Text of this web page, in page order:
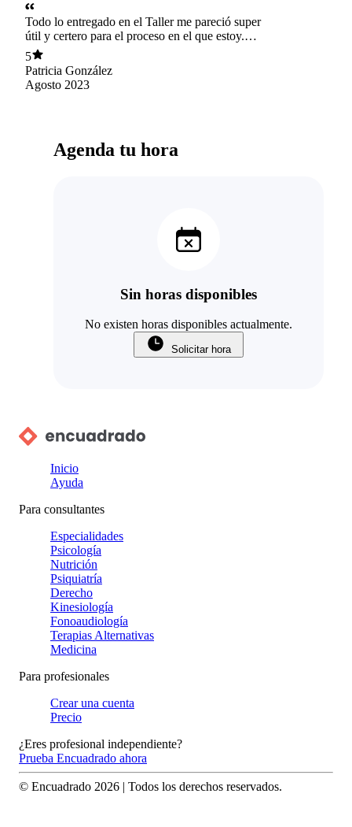
Todo lo entregado en el Taller me pareció super
útil y certero para el proceso en el que estoy.
Muchas gracias por todo!
5
Patricia González
Agosto 2023
Agenda tu hora
Sin horas disponibles
No existen horas disponibles actualmente.
Solicitar hora
Inicio
Ayuda
Para consultantes
Especialidades
Psicología
Nutrición
Psiquiatría
Derecho
Kinesiología
Fonoaudiología
Terapias Alternativas
Medicina
Para profesionales
Crear una cuenta
Precio
¿Eres profesional independiente?
Prueba Encuadrado ahora
© Encuadrado 2026 | Todos los derechos reservados.